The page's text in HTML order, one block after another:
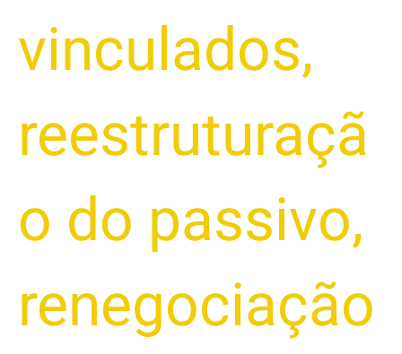
vinculados,
reestruturaçã
o do passivo,
renegociação